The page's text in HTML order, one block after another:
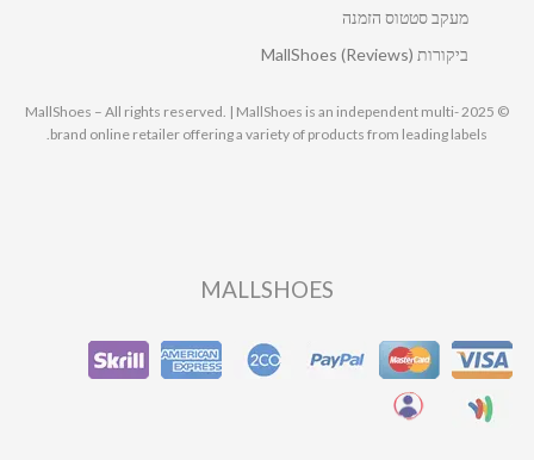
מעקב סטטוס הזמנה
ביקורות MallShoes (Reviews)
© 2025 MallShoes – All rights reserved. | MallShoes is an independent multi-
brand online retailer offering a variety of products from leading labels.
MALLSHOES